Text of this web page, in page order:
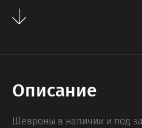
Описание
Шевроны в наличии и под